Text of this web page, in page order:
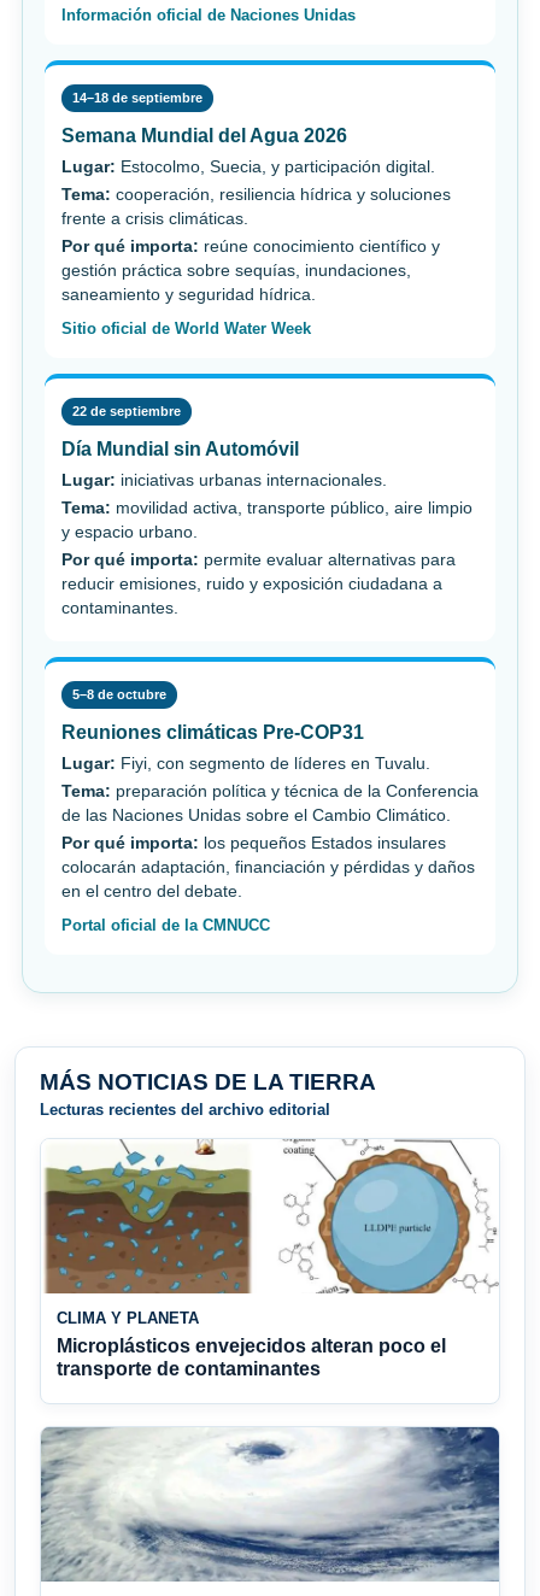
Información oficial de Naciones Unidas
14–18 de septiembre
Semana Mundial del Agua 2026
Lugar: Estocolmo, Suecia, y participación digital.
Tema: cooperación, resiliencia hídrica y soluciones
frente a crisis climáticas.
Por qué importa: reúne conocimiento científico y
gestión práctica sobre sequías, inundaciones,
saneamiento y seguridad hídrica.
Sitio oficial de World Water Week
22 de septiembre
Día Mundial sin Automóvil
Lugar: iniciativas urbanas internacionales.
Tema: movilidad activa, transporte público, aire limpio
y espacio urbano.
Por qué importa: permite evaluar alternativas para
reducir emisiones, ruido y exposición ciudadana a
contaminantes.
5–8 de octubre
Reuniones climáticas Pre-COP31
Lugar: Fiyi, con segmento de líderes en Tuvalu.
Tema: preparación política y técnica de la Conferencia
de las Naciones Unidas sobre el Cambio Climático.
Por qué importa: los pequeños Estados insulares
colocarán adaptación, financiación y pérdidas y daños
en el centro del debate.
Portal oficial de la CMNUCC
MÁS NOTICIAS DE LA TIERRA
Lecturas recientes del archivo editorial
CLIMA Y PLANETA
Microplásticos envejecidos alteran poco el
transporte de contaminantes